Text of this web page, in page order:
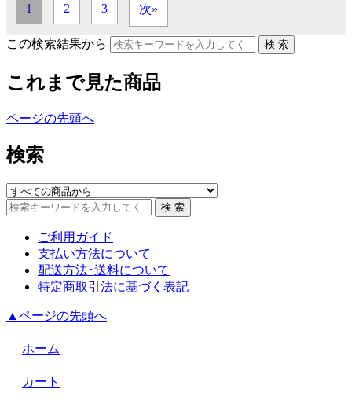
1 2 3 次»
この検索結果から
これまで見た商品
ページの先頭へ
検索
ご利用ガイド
支払い方法について
配送方法･送料について
特定商取引法に基づく表記
▲ページの先頭へ
ホーム
カート